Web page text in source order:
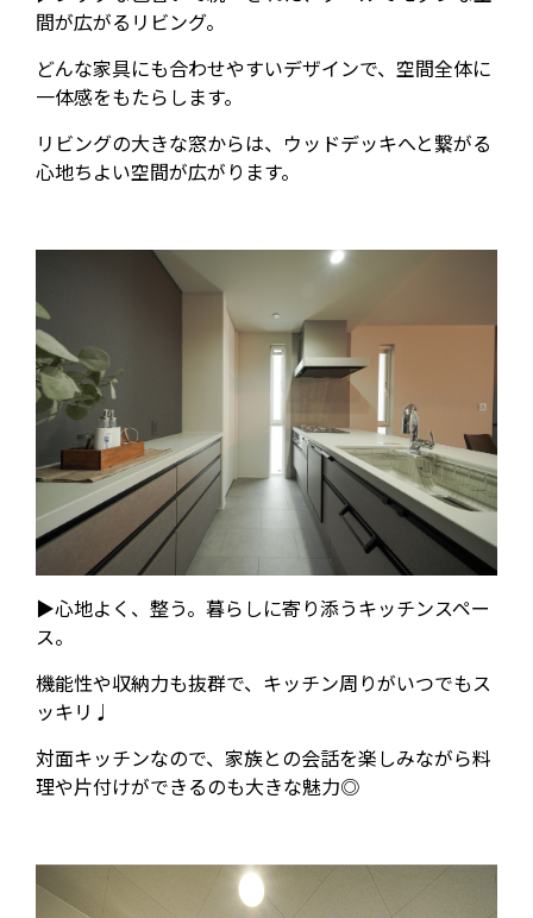
間が広がるリビング。
どんな家具にも合わせやすいデザインで、空間全体に
一体感をもたらします。
リビングの大きな窓からは、ウッドデッキへと繋がる
心地ちよい空間が広がります。
▶心地よく、整う。暮らしに寄り添うキッチンスペー
ス。
機能性や収納力も抜群で、キッチン周りがいつでもス
ッキリ♩
対面キッチンなので、家族との会話を楽しみながら料
理や片付けができるのも大きな魅力◎